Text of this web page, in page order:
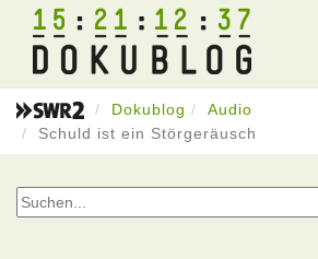
15 21 12 37
Dokublog
Audio
Schuld ist ein Störgeräusch